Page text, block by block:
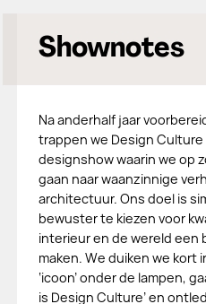
Shownotes
Na anderhalf jaar
trappen we Design Culture
designshow waarin we op
gaan naar waanzinnige
architectuur. Ons doel is
bewuster te kiezen voor
interieur en de wereld een
maken. We duiken we kort
‘icoon’ onder de lampen,
is Design Culture’ en